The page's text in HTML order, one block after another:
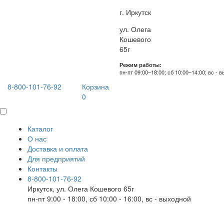
г. Иркутск
ул. Олега
Кошевого
65г
Режим работы:
пн-пт 09:00–18:00; сб 10:00–14:00; вс -
8-800-101-76-92
Корзина
0
Каталог
О нас
Доставка и оплата
Для предприятий
Контакты
8-800-101-76-92
Иркутск, ул. Олега Кошевого 65г
пн-пт 9:00 - 18:00, сб 10:00 - 16:00, вс - выходной